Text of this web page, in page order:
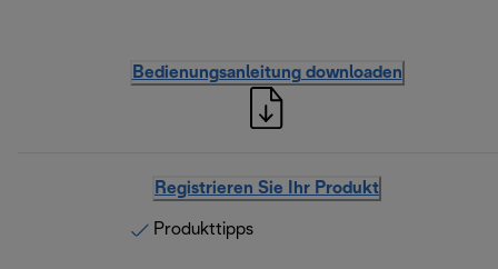
Bedienungsanleitung downloaden
Registrieren Sie Ihr Produkt
Produkttipps